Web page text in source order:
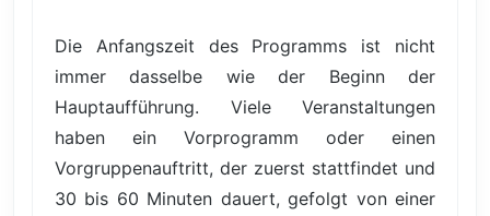
Die Anfangszeit des Programms ist nicht
immer dasselbe wie der Beginn der
Hauptaufführung. Viele Veranstaltungen
haben ein Vorprogramm oder einen
Vorgruppenauftritt, der zuerst stattfindet und
30 bis 60 Minuten dauert, gefolgt von einer